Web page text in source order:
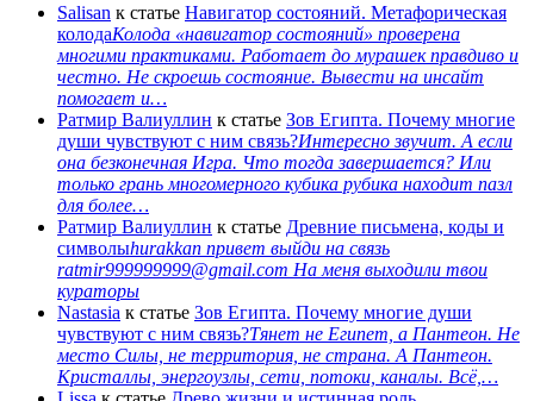
Salisan к статье Навигатор состояний. Метафорическая
колодаКолода «навигатор состояний» проверена
многими практиками. Работает до мурашек правдиво и
честно. Не скроешь состояние. Вывести на инсайт
помогает и…
Ратмир Валиуллин к статье Зов Египта. Почему многие
души чувствуют с ним связь?Интересно звучит. А если
она безконечная Игра. Что тогда завершается? Или
только грань многомерного кубика рубика находит пазл
для более…
Ратмир Валиуллин к статье Древние письмена, коды и
символыhurakkan привет выйди на связь
ratmir999999999@gmail.com На меня выходили твои
кураторы
Nastasia к статье Зов Египта. Почему многие души
чувствуют с ним связь?Тянет не Египет, а Пантеон. Не
место Силы, не территория, не страна. А Пантеон.
Кристаллы, энергоузлы, сети, потоки, каналы. Всё,…